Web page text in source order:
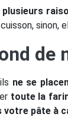
plusieurs
sinon,
de
ne se
toute la
votre pâte à